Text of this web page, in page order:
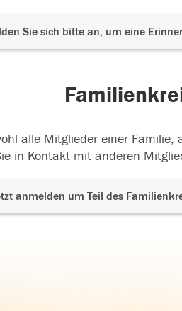
Sie sich bitte an, um eine
alle Mitglieder einer
in Kontakt mit anderen
anmelden um Teil des